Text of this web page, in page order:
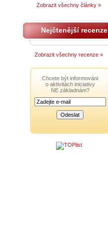
Zobrazit všechny články »
Nejčtenější recenze
Zobrazit všechny recenze »
Chcete být informováni
o aktivitách iniciativy
NE základnám?